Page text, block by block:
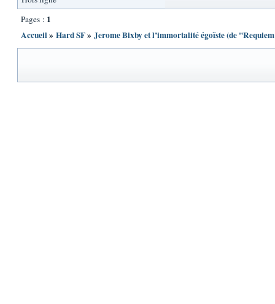
Pages : 1
Accueil» Hard SF» Jerome Bixby et l’immortalité égoïste (de